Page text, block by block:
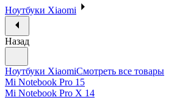
Ноутбуки Xiaomi
Назад
Ноутбуки XiaomiСмотреть все товары
Mi Notebook Pro 15
Mi Notebook Pro X 14